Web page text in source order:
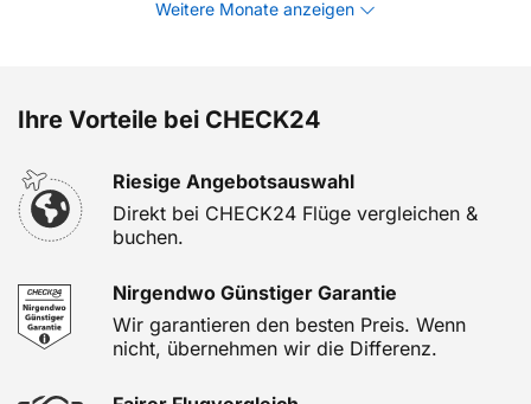
Weitere Monate anzeigen
Ihre Vorteile bei CHECK24
Riesige Angebotsauswahl
Direkt bei CHECK24 Flüge vergleichen &
buchen.
Nirgendwo Günstiger Garantie
Wir garantieren den besten Preis. Wenn
nicht, übernehmen wir die Differenz.